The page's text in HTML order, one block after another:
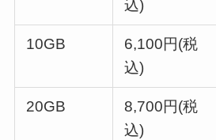
込)
10GB
6,100円(税
込)
20GB
8,700円(税
込)